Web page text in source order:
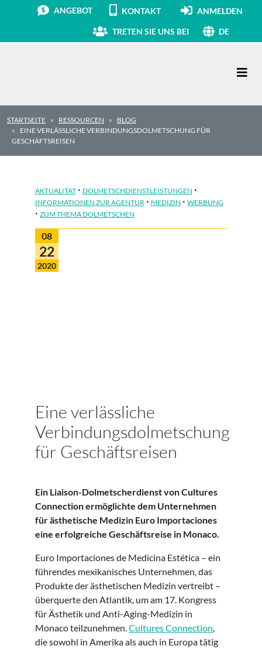
ANGEBOT KONTAKT ANMELDEN
TRETEN SIE UNS BEI DE
STARTSEITE RESSOURCEN
BLOG
EINE VERLÄSSLICHE VERBINDUNGSDOLMETSCHUNG FÜR
GESCHÄFTSREISEN
AKTUALITAT · DOLMETSCHDIENSTLEISTUNGEN ·
INFORMATIONEN ZUR AGENTUR · MEDIZIN · WERBUNG
· ZUM THEMA DOLMETSCHEN
08
22
2020
Eine verlässliche
Verbindungsdolmetschung
für Geschäftsreisen
Ein Liaison-Dolmetscherdienst von Cultures
Connection ermöglichte dem Unternehmen
für ästhetische Medizin Euro Importaciones
eine erfolgreiche Geschäftsreise in Monaco.
Euro Importaciones de Medicina Estética – ein
führendes mexikanisches Unternehmen, das
Produkte der ästhetischen Medizin vertreibt –
überquerte den Atlantik, um am 17. Kongress
für Ästhetik und Anti-Aging-Medizin in
Monaco teilzunehmen. Cultures Connection
die sowohl in Amerika als auch in Europa tätig